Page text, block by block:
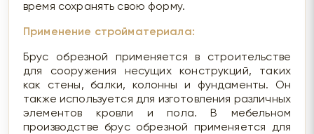
время сохранять свою форму.
Применение стройматериала:
Брус обрезной применяется в строительстве
для сооружения несущих конструкций, таких
как стены, балки, колонны и фундаменты. Он
также используется для изготовления различных
элементов кровли и пола. В мебельном
производстве брус обрезной применяется для